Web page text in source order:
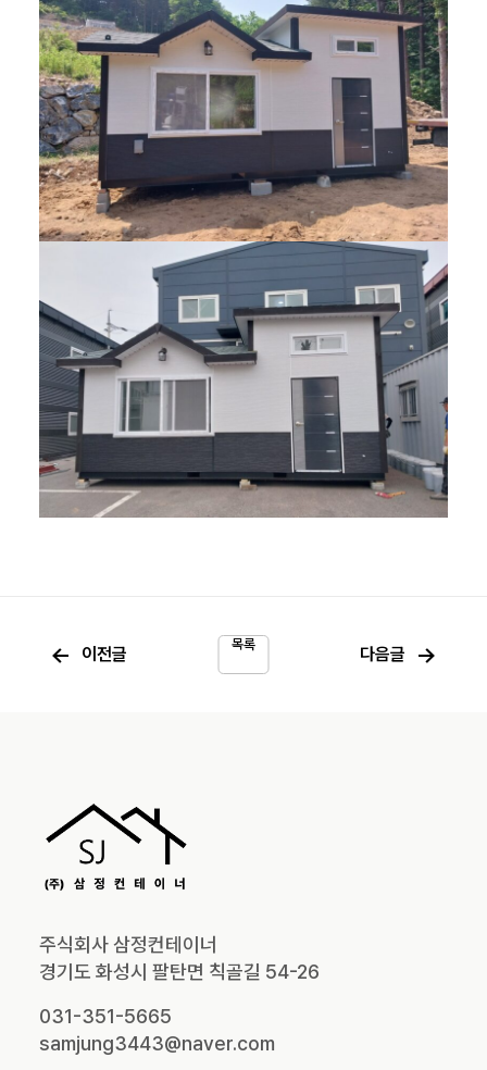
목록
← 이전글 다음글 →
주식회사 삼정컨테이너
경기도 화성시 팔탄면 칙골길 54-26
031-351-5665
samjung3443@naver.com